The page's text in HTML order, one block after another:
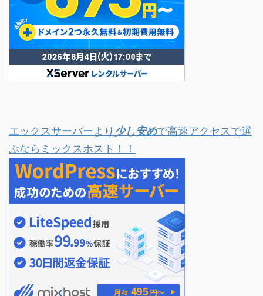
エックスサーバーより 少し安めで高速アクセスで選
ぶならミックスホスト！！